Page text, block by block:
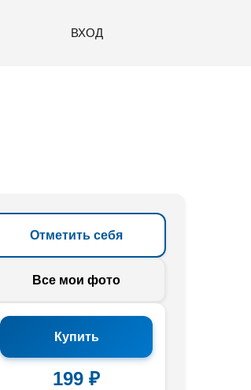
ВХОД
Отметить себя
Все мои фото
Купить
199 ₽